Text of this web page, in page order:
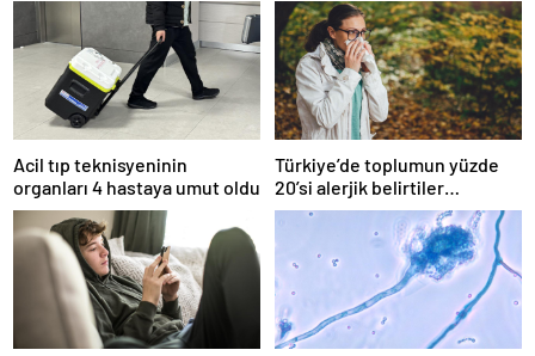
Acil tıp teknisyeninin
organları 4 hastaya umut oldu
Türkiye’de toplumun yüzde
20’si alerjik belirtiler
gösteriyor